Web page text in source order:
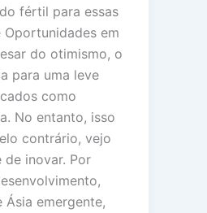
fértil para essas
em
do otimismo, o
para uma leve
como
No entanto, isso
contrário, vejo
de inovar. Por
Ásia emergente,